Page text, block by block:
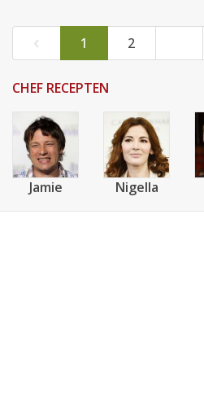
‹ 1 2
CHEF RECEPTEN
Jamie Nigella